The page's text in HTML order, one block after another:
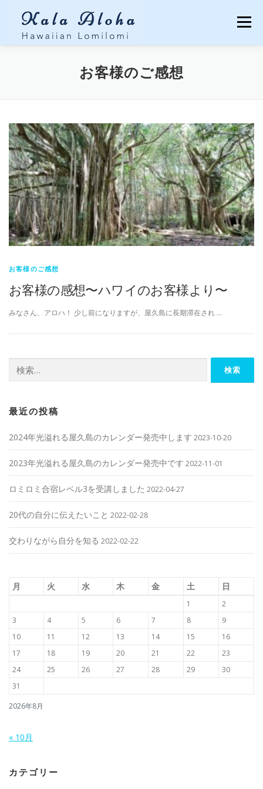
メニュー
LOMILOMI MENU Q&A
BLOG CONTACT
お客様のご感想
お客様のご感想
お客様の感想〜ハワイのお客様より〜
みなさん、アロハ！ 少し前になりますが、屋久島に長期滞在され …
最近の投稿
2024年光溢れる屋久島のカレンダー発売中します 2023-10-20
2023年光溢れる屋久島のカレンダー発売中です 2022-11-01
ロミロミ合宿レベル3を受講しました 2022-04-27
20代の自分に伝えたいこと 2022-02-28
交わりながら自分を知る 2022-02-22
2026年8月
月 火 水 木 金 土 日
1
2
3
4 5 6 7 8
9
10
11 12 13 14 15
16
17
18 19 20 21 22
23
24
25 26 27 28 29
30
31
« 10月
カテゴリー